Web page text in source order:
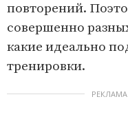
повторений.
совершенно
какие идеально
тренировки.